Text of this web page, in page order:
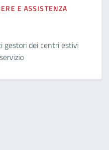
E ASSISTENZA
gestori dei centri estivi